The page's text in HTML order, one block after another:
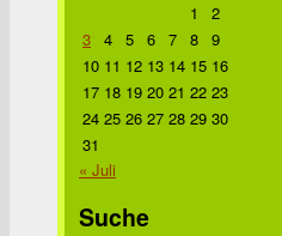
1
2
3 4 5 6 7 8 9
10 11 12 13 14 15 16
17 18 19 20 21 22 23
24 25 26 27 28 29 30
31
« Juli
Suche